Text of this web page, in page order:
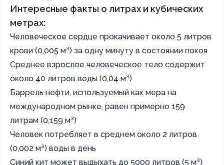
Интересные факты о литрах и кубических
метрах:
Человеческое сердце прокачивает около 5 литров
крови (0,005 м³) за одну минуту в состоянии покоя
Среднее взрослое человеческое тело содержит
около 40 литров воды (0,04 м³)
Баррель нефти, используемый как мера на
международном рынке, равен примерно 159
литрам (0,159 м³)
Человек потребляет в среднем около 2 литров
(0,002 м³) воды в день
Синий кит может выдыхать до 5000 литров (5 м³)